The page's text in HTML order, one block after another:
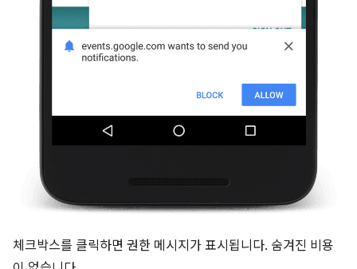
체크박스를 클릭하면 권한 메시지가 표시됩니다. 숨겨진 비용